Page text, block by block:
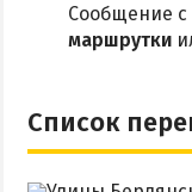
Сообщение
маршрутки
Список